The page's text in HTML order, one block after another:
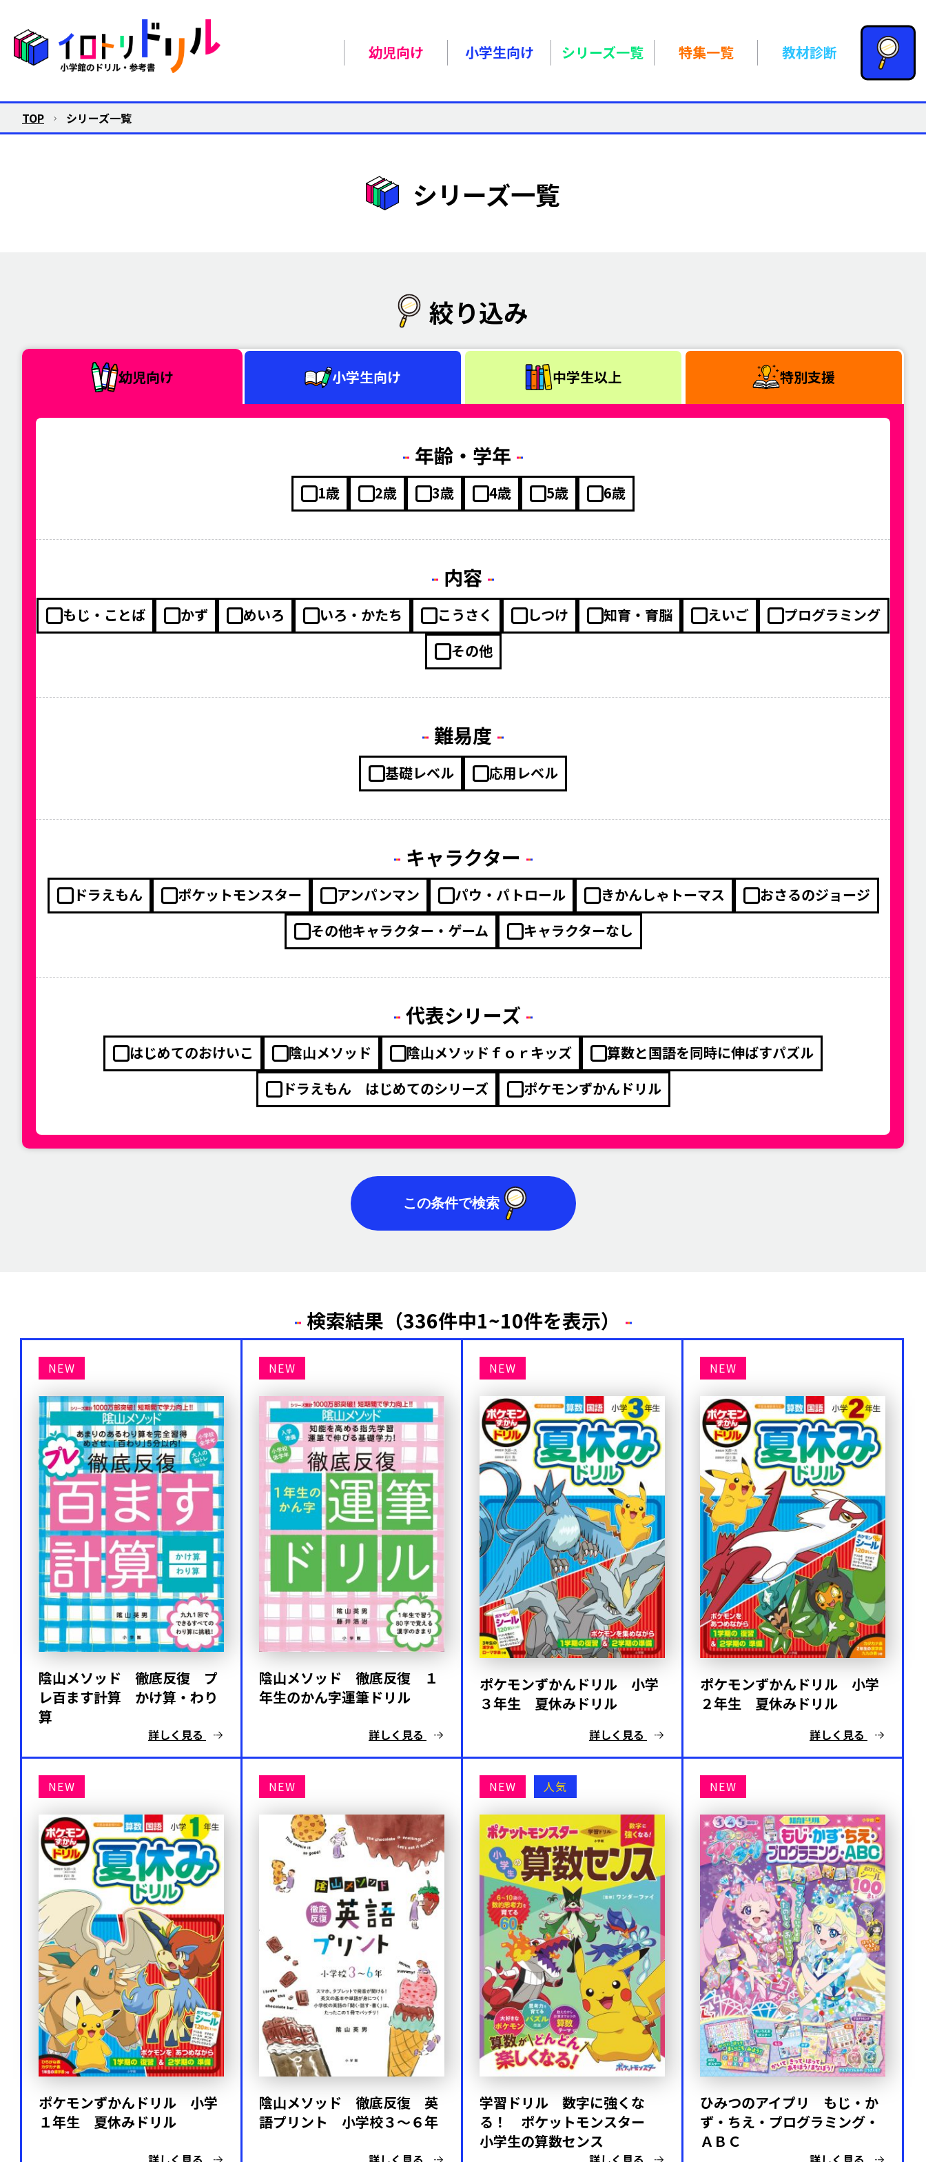
幼児向け 小学生向け シリーズ一覧 特集一覧 教材診断
TOP シリーズ一覧
シリーズ一覧
絞り込み
幼児向け 小学生向け 中学生以上 特別支援
年齢・学年
1歳 2歳 3歳 4歳 5歳 6歳
内容
もじ・ことば かず めいろ いろ・かたち こうさく しつけ 知育・育脳 えいご
プログラミング
その他
難易度
基礎レベル 応用レベル
キャラクター
ドラえもん ポケットモンスター アンパンマン パウ・パトロール きかんしゃトーマス
おさるのジョージ
その他キャラクター・ゲーム
キャラクターなし
代表シリーズ
はじめてのおけいこ 陰山メソッド 陰山メソッドｆｏｒキッズ
算数と国語を同時に伸ばすパズル
ドラえもん はじめてのシリーズ
ポケモンずかんドリル
検索結果（336件中1~10件を表示）
NEW
陰山メソッド 徹底反復 プ
レ百ます計算 かけ算・わり
算
詳しく見る
NEW
陰山メソッド 徹底反復 １
年生のかん字運筆ドリル
詳しく見る
NEW
ポケモンずかんドリル 小学
３年生 夏休みドリル
詳しく見る
NEW
ポケモンずかんドリル 小学
２年生 夏休みドリル
詳しく見る
NEW
ポケモンずかんドリル 小学
１年生 夏休みドリル
NEW
陰山メソッド 徹底反復 英
語プリント 小学校３～６年
NEW 人気
学習ドリル 数字に強くな
る！ ポケットモンスター
小学生の算数センス
NEW
ひみつのアイプリ もじ・か
ず・ちえ・プログラミング・
ＡＢＣ